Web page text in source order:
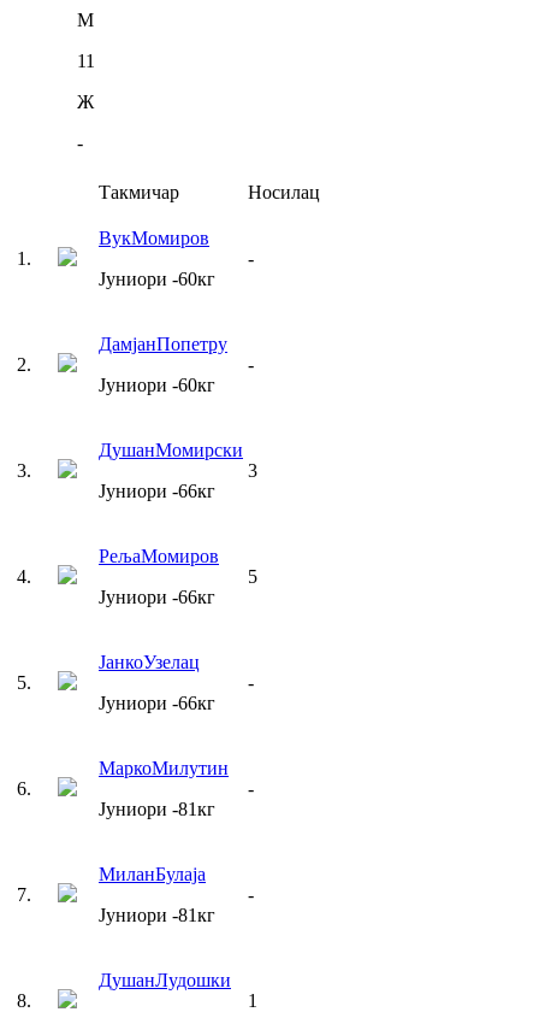
М
11
Ж
-
Такмичар Носилац
1 .
ВукМомиров
Јуниори -60кг
-
2.
ДамјанПопетру
Јуниори -60кг
-
3.
ДушанМомирски
Јуниори -66кг
3
4.
РељаМомиров
Јуниори -66кг
5
5.
ЈанкоУзелац
Јуниори -66кг
-
6.
МаркоМилутин
Јуниори -81кг
-
7.
МиланБулаја
Јуниори -81кг
-
8.
ДушанЛудошки
1